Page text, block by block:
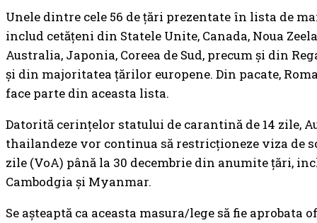
Unele dintre cele 56 de țări prezentate în lista de
includ cetățeni din Statele Unite, Canada, Noua
Australia, Japonia, Coreea de Sud, precum și din
și din majoritatea țărilor europene. Din pacate,
face parte din aceasta lista.
Datorită cerințelor statului de carantină de 14 zile,
thailandeze vor continua să restricționeze viza de
zile (VoA) până la 30 decembrie din anumite țări,
Cambodgia și Myanmar.
Se așteaptă ca aceasta masura/lege să fie aprobata